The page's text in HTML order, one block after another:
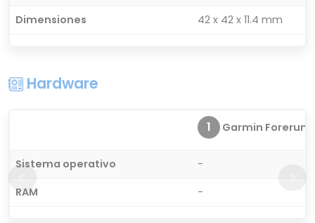
Dimensiones
42 x 42 x 11.4 mm
Hardware
1 Garmin
Sistema operativo
-
RAM
-